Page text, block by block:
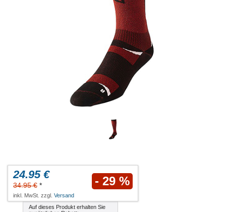
24.95 €
34.95 € * - 29 %
inkl. MwSt. zzgl. Versand
Auf dieses Produkt erhalten Sie